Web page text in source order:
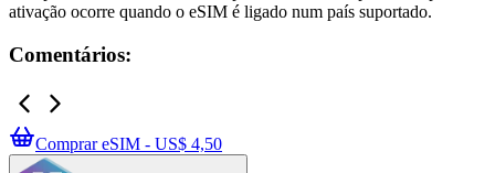
ativação ocorre quando o eSIM é ligado num país suportado.
Comentários:
Comprar eSIM - US$ 4,50